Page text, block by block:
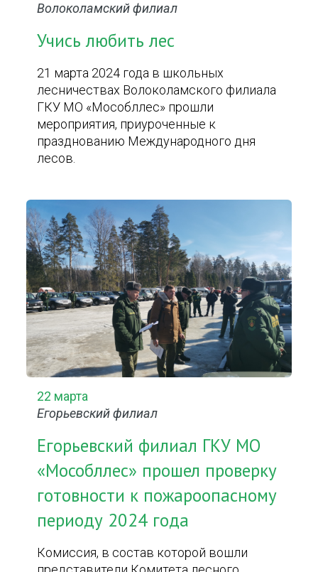
Волоколамский филиал
Учись любить лес
21 марта 2024 года в школьных
лесничествах Волоколамского филиала
ГКУ МО «Мособллес» прошли
мероприятия, приуроченные к
празднованию Международного дня
лесов.
22 марта
Егорьевский филиал
Егорьевский филиал ГКУ МО
«Мособллес» прошел проверку
готовности к пожароопасному
периоду 2024 года
Комиссия, в состав которой вошли